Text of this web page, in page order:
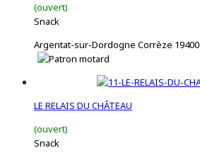
(ouvert)
Snack
Argentat-sur-Dordogne Corrèze 19400
LE RELAIS DU CHÂTEAU
(ouvert)
Snack